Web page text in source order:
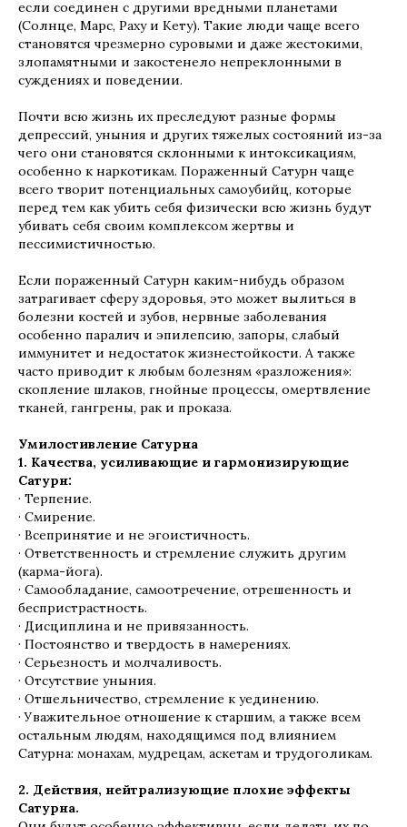
если соединен с другими вредными планетами
(Солнце, Марс, Раху и Кету). Такие люди чаще всего
становятся чрезмерно суровыми и даже жестокими,
злопамятными и закостенело непреклонными в
суждениях и поведении.
Почти всю жизнь их преследуют разные формы
депрессий, уныния и других тяжелых состояний из-за
чего они становятся склонными к интоксикациям,
особенно к наркотикам. Пораженный Сатурн чаще
всего творит потенциальных самоубийц, которые
перед тем как убить себя физически всю жизнь будут
убивать себя своим комплексом жертвы и
пессимистичностью.
Если пораженный Сатурн каким-нибудь образом
затрагивает сферу здоровья, это может вылиться в
болезни костей и зубов, нервные заболевания
особенно паралич и эпилепсию, запоры, слабый
иммунитет и недостаток жизнестойкости. А также
часто приводит к любым болезням «разложения»:
скопление шлаков, гнойные процессы, омертвление
тканей, гангрены, рак и проказа.
Умилостивление Сатурна
1. Качества, усиливающие и гармонизирующие
Сатурн:
· Терпение.
· Смирение.
· Всепринятие и не эгоистичность.
· Ответственность и стремление служить другим
(карма-йога).
· Самообладание, самоотречение, отрешенность и
беспристрастность.
· Дисциплина и не привязанность.
· Постоянство и твердость в намерениях.
· Серьезность и молчаливость.
· Отсутствие уныния.
· Отшельничество, стремление к уединению.
· Уважительное отношение к старшим, а также всем
остальным людям, находящимся под влиянием
Сатурна: монахам, мудрецам, аскетам и трудоголикам.
2. Действия, нейтрализующие плохие эффекты
Сатурна.